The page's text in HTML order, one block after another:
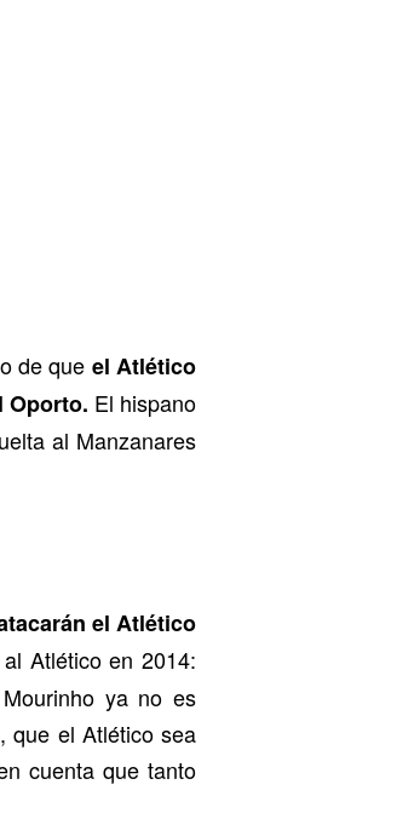
de que el Atlético
Oporto. El hispano
al Manzanares
el Atlético
Atlético en 2014:
ya no es
que el Atlético sea
cuenta que tanto